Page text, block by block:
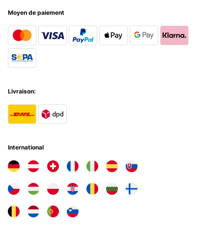
Moyen de paiement
Livraison:
International